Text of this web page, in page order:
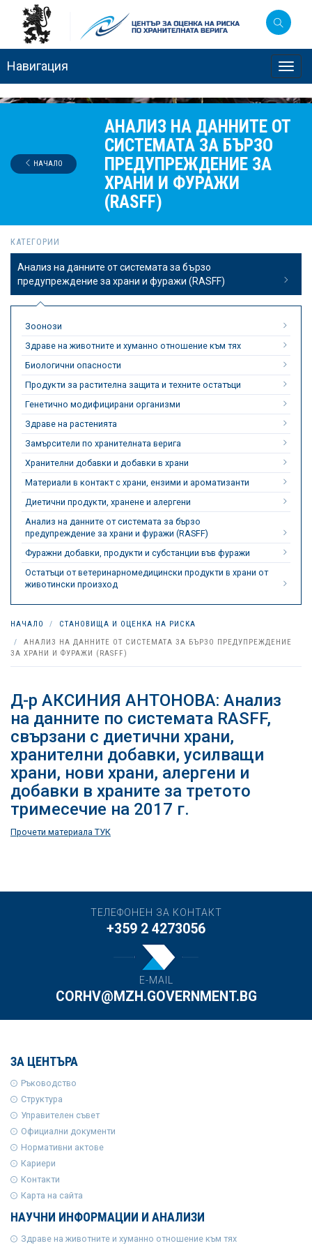
Навигация
АНАЛИЗ НА ДАННИТЕ ОТ
СИСТЕМАТА ЗА БЪРЗО
ПРЕДУПРЕЖДЕНИЕ ЗА
ХРАНИ И ФУРАЖИ
(RASFF)
НАЧАЛО
КАТЕГОРИИ
Анализ на данните от системата за бързо
предупреждение за храни и фуражи (RASFF)
Зоонози
Здраве на животните и хуманно отношение към тях
Биологични опасности
Продукти за растителна защита и техните остатъци
Генетично модифицирани организми
Здраве на растенията
Замърсители по хранителната верига
Хранителни добавки и добавки в храни
Материали в контакт с храни, ензими и ароматизанти
Диетични продукти, хранене и алергени
Анализ на данните от системата за бързо
предупреждение за храни и фуражи (RASFF)
Фуражни добавки, продукти и субстанции във фуражи
Остатъци от ветеринарномедицински продукти в храни от
животински произход
НАЧАЛО
СТАНОВИЩА И ОЦЕНКА НА РИСКА
АНАЛИЗ НА ДАННИТЕ ОТ СИСТЕМАТА ЗА БЪРЗО ПРЕДУПРЕЖДЕНИЕ
ЗА ХРАНИ И ФУРАЖИ (RASFF)
Д-р АКСИНИЯ АНТОНОВА: Анализ
на данните по системата RASFF,
свързани с диетични храни,
хранителни добавки, усилващи
храни, нови храни, алергени и
добавки в храните за третото
тримесечие на 2017 г.
Прочети материала ТУК
ТЕЛЕФОНЕН ЗА КОНТАКТ
+359 2 4273056
E-MAIL
CORHV@MZH.GOVERNMENT.BG
ЗА ЦЕНТЪРА
Ръководство
Структура
Управителен съвет
Официални документи
Нормативни актове
Кариери
Контакти
Карта на сайта
НАУЧНИ ИНФОРМАЦИИ И АНАЛИЗИ
Здраве на животните и хуманно отношение към тях